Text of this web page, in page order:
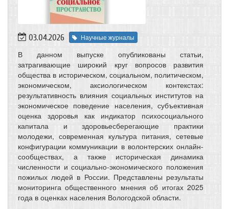
03.04.2026 Научные журналы
В данном выпуске опубликованы статьи,
затрагивающие широкий круг вопросов развития
общества в историческом, социальном, политическом,
экономическом, аксиологическом контекстах:
результативность влияния социальных институтов на
экономическое поведение населения, субъективная
оценка здоровья как индикатор психосоциального
капитала и здоровьесберегающие практики
молодежи, современная культура питания, сетевые
конфигурации коммуникации в волонтерских онлайн-
сообществах, а также историческая динамика
численности и социально-экономического положения
пожилых людей в России. Представлены результаты
мониторинга общественного мнения об итогах 2025
года в оценках населения Вологодской области.